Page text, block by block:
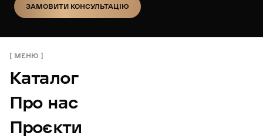
ЗАМОВИТИ КОНСУЛЬТАЦІЮ
МЕНЮ
Каталог
Про нас
Проєкти